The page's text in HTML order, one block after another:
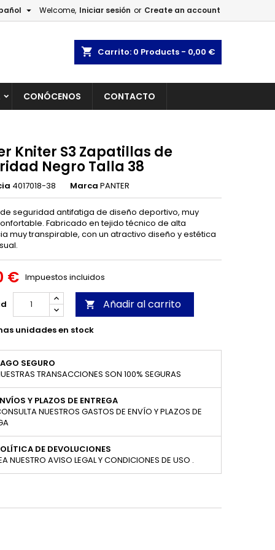
Welcome, Iniciar sesión or Create an account

shopping_cart Carrito: 0 Products - 0,00 €
CONÓCENOS CONTACTO
Kniter S3 Zapatillas de
Negro Talla 38
4017018-38 Marca PANTER
seguridad antifatiga de diseño deportivo, muy
Fabricado en tejido técnico de alta
muy transpirable, con un atractivo diseño y estética
€ Impuestos incluidos
 Añadir al carrito
unidades en stock
SEGURO
TRANSACCIONES SON 100% SEGURAS
Y PLAZOS DE ENTREGA
NUESTROS GASTOS DE ENVÍO Y PLAZOS DE
DE DEVOLUCIONES
NUESTRO AVISO LEGAL Y CONDICIONES DE USO .